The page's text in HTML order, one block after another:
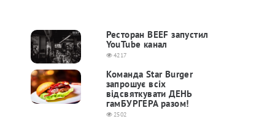
Ресторан BEEF запустил
YouTube канал
4217
Команда Star Burger
запрошує всіх
відсвяткувати ДЕНЬ
гамБУРГЕРА разом!
2502